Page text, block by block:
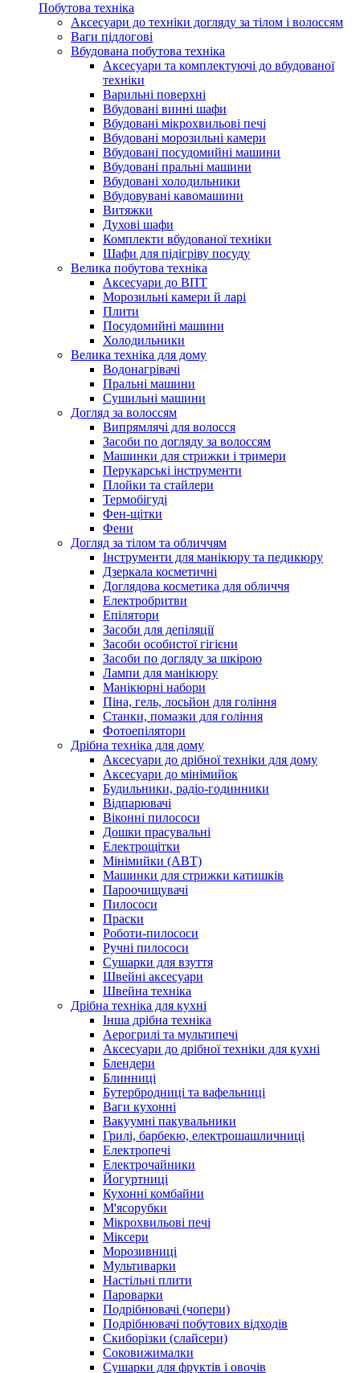
Побутова техніка
Аксесуари до техніки догляду за тілом і волоссям
Ваги підлогові
Вбудована побутова техніка
Аксесуари та комплектуючі до вбудованої
техніки
Варильні поверхні
Вбудовані винні шафи
Вбудовані мікрохвильові печі
Вбудовані морозильні камери
Вбудовані посудомийні машини
Вбудовані пральні машини
Вбудовані холодильники
Вбудовувані кавомашини
Витяжки
Духові шафи
Комплекти вбудованої техніки
Шафи для підігріву посуду
Велика побутова техніка
Аксесуари до ВПТ
Морозильні камери й ларі
Плити
Посудомийні машини
Холодильники
Велика техніка для дому
Водонагрівачі
Пральні машини
Сушильні машини
Догляд за волоссям
Випрямлячі для волосся
Засоби по догляду за волоссям
Машинки для стрижки і тримери
Перукарські інструменти
Плойки та стайлери
Термобігуді
Фен-щітки
Фени
Догляд за тілом та обличчям
Інструменти для манікюру та педикюру
Дзеркала косметичні
Доглядова косметика для обличчя
Електробритви
Епілятори
Засоби для депіляції
Засоби особистої гігієни
Засоби по догляду за шкірою
Лампи для манікюру
Манікюрні набори
Піна, гель, лосьйон для гоління
Станки, помазки для гоління
Фотоепілятори
Дрібна техніка для дому
Аксесуари до дрібної техніки для дому
Аксесуари до мінімийок
Будильники, радіо-годинники
Відпарювачі
Віконні пилососи
Дошки прасувальні
Електрощітки
Мінімийки (АВТ)
Машинки для стрижки катишків
Пароочищувачі
Пилососи
Праски
Роботи-пилососи
Ручні пилососи
Сушарки для взуття
Швейні аксесуари
Швейна техніка
Дрібна техніка для кухні
Інша дрібна техніка
Аерогрилі та мультипечі
Аксесуари до дрібної техніки для кухні
Блендери
Блинниці
Бутербродниці та вафельниці
Ваги кухонні
Вакуумні пакувальники
Грилі, барбекю, електрошашличниці
Електропечі
Електрочайники
Йогуртниці
Кухонні комбайни
М'ясорубки
Мікрохвильові печі
Міксери
Морозивниці
Мультиварки
Настільні плити
Пароварки
Подрібнювачі (чопери)
Подрібнювачі побутових відходів
Скиборізки (слайсери)
Соковижималки
Сушарки для фруктів і овочів